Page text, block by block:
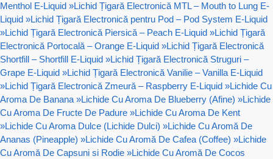
Menthol E-Liquid »Lichid Țigară Electronică MTL – Mouth to Lung E-
Liquid »Lichid Țigară Electronică pentru Pod – Pod System E-Liquid
»Lichid Țigară Electronică Piersică – Peach E-Liquid »Lichid Țigară
Electronică Portocală – Orange E-Liquid »Lichid Țigară Electronică
Shortfill – Shortfill E-Liquid »Lichid Țigară Electronică Struguri –
Grape E-Liquid »Lichid Țigară Electronică Vanilie – Vanilla E-Liquid
»Lichid Țigară Electronică Zmeură – Raspberry E-Liquid »Lichide Cu
Aroma De Banana »Lichide Cu Aroma De Blueberry (Afine) »Lichide
Cu Aroma De Fructe De Padure »Lichide Cu Aroma De Kent
»Lichide Cu Aroma Dulce (Lichide Dulci) »Lichide Cu Aromă De
Ananas (Pineapple) »Lichide Cu Aromă De Cafea (Coffee) »Lichide
Cu Aromă De Capsuni si Rodie »Lichide Cu Aromă De Cocos